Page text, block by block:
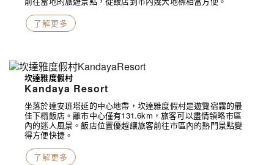
了解更多
坎達雅度假村
Kandaya Resort
坐落於達安班塔延的中心地帶，坎達雅度假村是遊覽宿霧的最
佳下榻飯店。離市中心僅有131.6km，旅客可以盡情領略市區
內的迷人風景。飯店位置優越讓旅客前往市區內的熱門景點變
得方便快捷。
了解更多